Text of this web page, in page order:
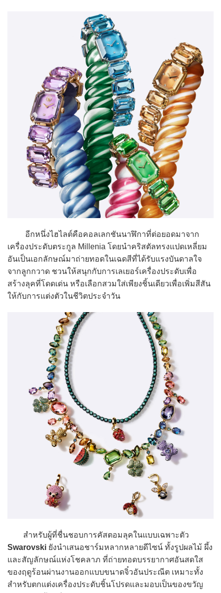
อีกหนึ่งไฮไลต์คือคอลเลกชันนาฬิกาที่ต่อยอดมาจาก
เครื่องประดับตระกูล Millenia โดยนำคริสตัลทรงแปดเหลี่ยม
อันเป็นเอกลักษณ์มาถ่ายทอดในเฉดสีที่ได้รับแรงบันดาลใจ
จากลูกกวาด ชวนให้สนุกกับการเลเยอร์เครื่องประดับเพื่อ
สร้างลุคที่โดดเด่น หรือเลือกสวมใส่เพียงชิ้นเดียวเพื่อเพิ่มสีสัน
ให้กับการแต่งตัวในชีวิตประจำวัน
สำหรับผู้ที่ชื่นชอบการคัสตอมลุคในแบบเฉพาะตัว
Swarovski ยังนำเสนอชาร์มหลากหลายดีไซน์ ทั้งรูปผลไม้ ผึ้ง
และสัญลักษณ์แห่งโชคลาภ ที่ถ่ายทอดบรรยากาศอันสดใส
ของฤดูร้อนผ่านงานออกแบบขนาดจิ๋วอันประณีต เหมาะทั้ง
สำหรับตกแต่งเครื่องประดับชิ้นโปรดและมอบเป็นของขวัญ